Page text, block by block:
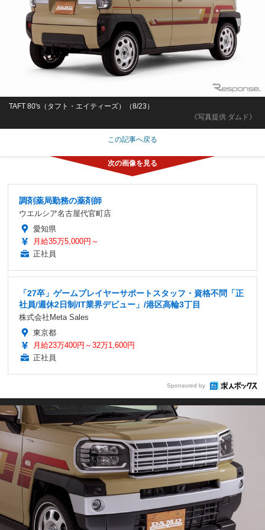
《写真提供 ダムド》
TAFT 80's（タフト・エイティーズ）（8/23）
この記事へ戻る
調剤薬局勤務の薬剤師
ウエルシア名古屋代官町店
愛知県
月給35万5,000円～
正社員
「27卒」ゲームプレイヤーサポートスタッフ・資格不問「正
社員/週休2日制/IT業界デビュー」/港区高輪3丁目
株式会社Meta Sales
東京都
月給23万400円～32万1,600円
正社員
Sponsored by